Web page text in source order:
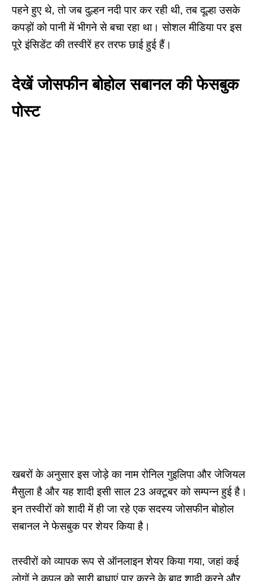
पहने हुए थे, तो जब दुल्हन नदी पार कर रही थी, तब दूल्हा उसके
कपड़ों को पानी में भीगने से बचा रहा था। सोशल मीडिया पर इस
पूरे इंसिडेंट की तस्वीरें हर तरफ छाई हुई हैं।
देखें जोसफीन बोहोल सबानल की फेसबुक
पोस्ट
खबरों के अनुसार इस जोड़े का नाम रोनिल गुइलिपा और जेजियल
मैसुला है और यह शादी इसी साल 23 अक्टूबर को सम्पन्न हुई है।
इन तस्वीरों को शादी में ही जा रहे एक सदस्य जोसफीन बोहोल
सबानल ने फेसबुक पर शेयर किया है।
तस्वीरों को व्यापक रूप से ऑनलाइन शेयर किया गया, जहां कई
लोगों ने कपल को सारी बाधाएं पार करने के बाद शादी करने और